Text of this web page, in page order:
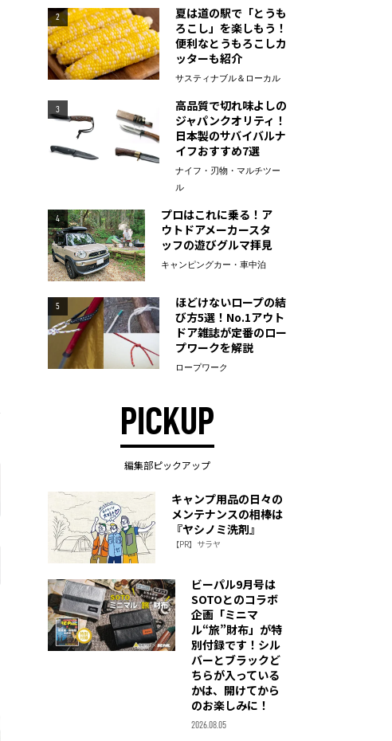
2
夏は道の駅で「とうも
ろこし」を楽しもう！
便利なとうもろこしカ
ッターも紹介
サスティナブル＆ローカル
3
高品質で切れ味よしの
ジャパンクオリティ！
日本製のサバイバルナ
イフおすすめ7選
ナイフ・刃物・マルチツー
ル
4
プロはこれに乗る！ア
ウトドアメーカースタ
ッフの遊びグルマ拝見
キャンピングカー・車中泊
5
ほどけないロープの結
び方5選！No.1アウト
ドア雑誌が定番のロー
プワークを解説
ロープワーク
PICKUP
編集部ピックアップ
キャンプ用品の日々の
メンテナンスの相棒は
『ヤシノミ洗剤』
【PR】サラヤ
ビーパル9月号は
SOTOとのコラボ
企画「ミニマ
ル“旅”財布」が特
別付録です！シル
バーとブラックど
ちらが入っている
かは、開けてから
のお楽しみに！
2026.08.05